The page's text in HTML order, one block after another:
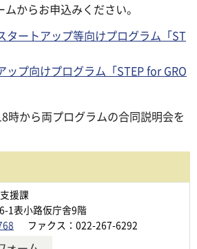
からお申込みください。
タートアップ等向けプログラム「ST
ップ向けプログラム「STEP for GRO
時から両プログラムの合同説明会を
援課
1表小路仮庁舎9階
ファクス：022-267-6292